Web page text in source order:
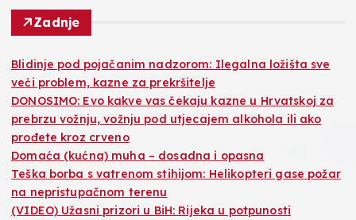
Zadnje
Blidinje pod pojačanim nadzorom: Ilegalna ložišta sve
veći problem, kazne za prekršitelje
DONOSIMO: Evo kakve vas čekaju kazne u Hrvatskoj za
prebrzu vožnju, vožnju pod utjecajem alkohola ili ako
prođete kroz crveno
Domaća (kućna) muha – dosadna i opasna
Teška borba s vatrenom stihijom: Helikopteri gase požar
na nepristupačnom terenu
(VIDEO) Užasni prizori u BiH: Rijeka u potpunosti